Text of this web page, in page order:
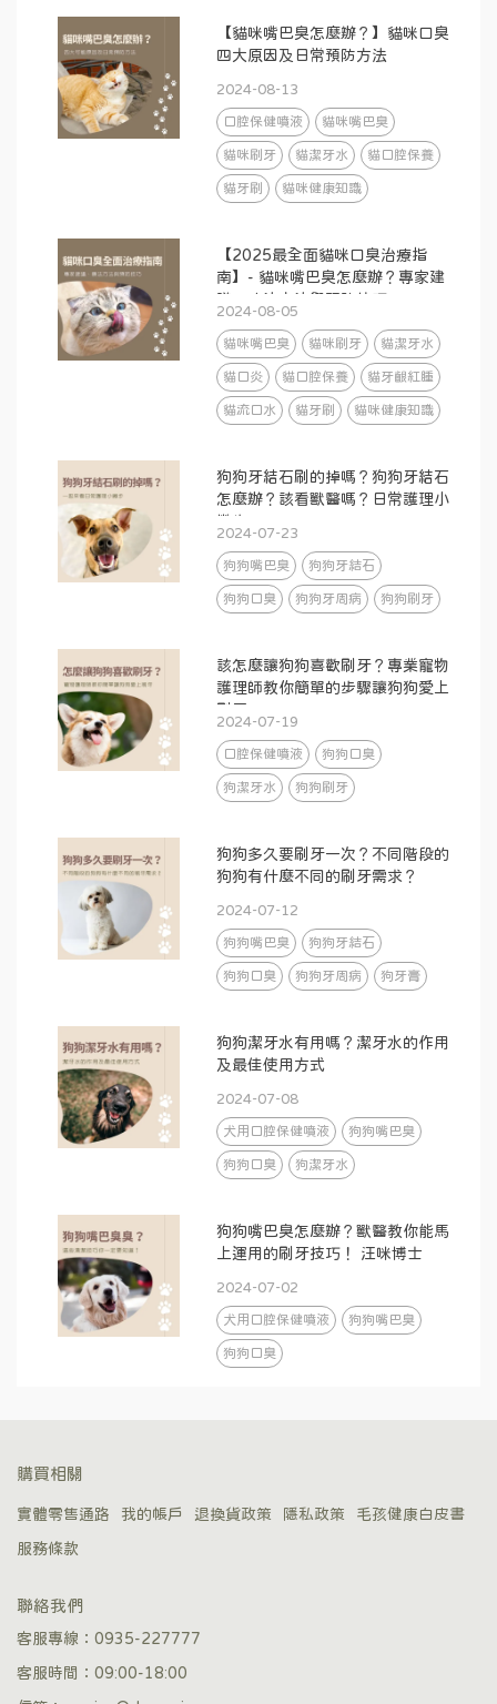
【貓咪嘴巴臭怎麼辦？】貓咪口臭
四大原因及日常預防方法
2024-08-13
口腔保健噴液 貓咪嘴巴臭
貓咪刷牙 貓潔牙水 貓口腔保養
貓牙刷 貓咪健康知識
【2025最全面貓咪口臭治療指
南】- 貓咪嘴巴臭怎麼辦？專家建
議、療法方法與預防技巧
2024-08-05
貓咪嘴巴臭 貓咪刷牙 貓潔牙水
貓口炎 貓口腔保養 貓牙齦紅腫
貓流口水 貓牙刷 貓咪健康知識
狗狗牙結石刷的掉嗎？狗狗牙結石
怎麼辦？該看獸醫嗎？日常護理小
撇步
2024-07-23
狗狗嘴巴臭 狗狗牙結石
狗狗口臭 狗狗牙周病 狗狗刷牙
該怎麼讓狗狗喜歡刷牙？專業寵物
護理師教你簡單的步驟讓狗狗愛上
刷牙
2024-07-19
口腔保健噴液 狗狗口臭
狗潔牙水 狗狗刷牙
狗狗多久要刷牙一次？不同階段的
狗狗有什麼不同的刷牙需求？
2024-07-12
狗狗嘴巴臭 狗狗牙結石
狗狗口臭 狗狗牙周病 狗牙膏
狗狗潔牙水有用嗎？潔牙水的作用
及最佳使用方式
2024-07-08
犬用口腔保健噴液 狗狗嘴巴臭
狗狗口臭 狗潔牙水
狗狗嘴巴臭怎麼辦？獸醫教你能馬
上運用的刷牙技巧！ 汪咪博士
2024-07-02
犬用口腔保健噴液 狗狗嘴巴臭
狗狗口臭
購買相關
實體零售通路 我的帳戶 退換貨政策 隱私政策
毛孩健康白皮書
服務條款
聯絡我們
客服專線：0935-227777
客服時間：09:00-18:00